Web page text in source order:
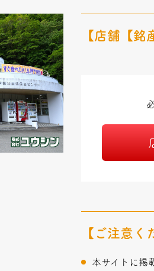
【店舗【銘
【ご注意く
本サイトに掲